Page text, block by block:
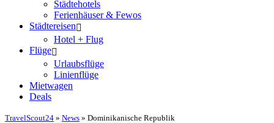
Städtehotels
Ferienhäuser & Fewos
Städtereisen
Hotel + Flug
Flüge
Urlaubsflüge
Linienflüge
Mietwagen
Deals
TravelScout24 » News » Dominikanische Republik